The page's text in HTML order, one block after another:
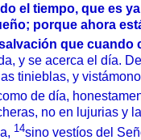
el tiempo, que es
porque ahora
que cuando
y se acerca el día.
tinieblas, y
de día,
no en lujurias y
14sino vestíos del